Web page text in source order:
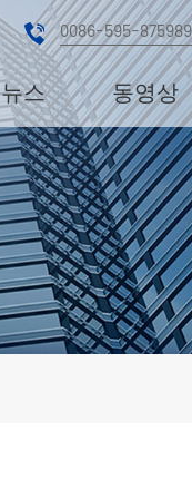
0086-595-
뉴스 동영상